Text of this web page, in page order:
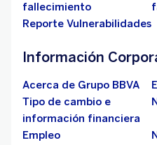
fallecimiento
Reporte Vulnerabilidades
Información
Acerca de Grupo BBVA
Tipo de cambio e
información financiera
Empleo